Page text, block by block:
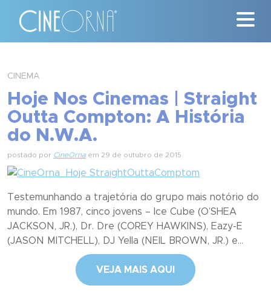
News
#ClássicosCineOrna
Quem Somos
Contato
CINEMA
Hoje Nos Cinemas | Straight
Outta Compton: A História
do N.W.A.
postado por CineOrna em 29 de outubro de 2015
Testemunhando a trajetória do grupo mais notório do
mundo. Em 1987, cinco jovens – Ice Cube (O’SHEA
JACKSON, JR.), Dr. Dre (COREY HAWKINS), Eazy-E
(JASON MITCHELL), DJ Yella (NEIL BROWN, JR.) e...
VEJA MAIS AQUI